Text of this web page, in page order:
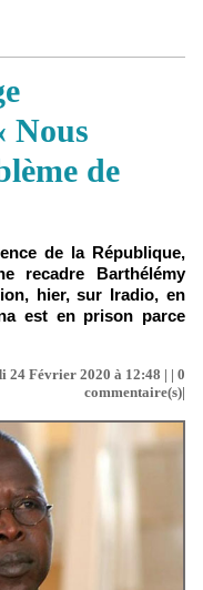
Nous
de
de la République,
recadre Barthélémy
hier, sur Iradio, en
est en prison parce
24 Février 2020 à 12:48 | | 0
commentaire(s)|